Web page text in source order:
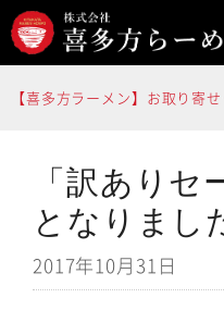
コ
ン
【喜多方ラーメン】お取り寄
「訳ありセ
となりまし
2017年10月31日